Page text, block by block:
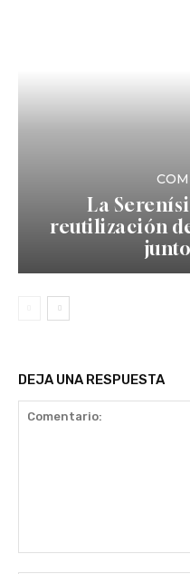
La
reutilización
DEJA UNA RESPUESTA